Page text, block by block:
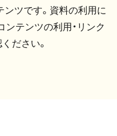
ツです。資料の利用に
コンテンツの利用・リンク
ださい。